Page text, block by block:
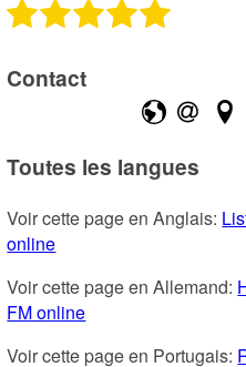
Contact
Toutes les langues
Voir cette page en Anglais:
online
Voir cette page en Allemand:
FM online
Voir cette page en Portugais: